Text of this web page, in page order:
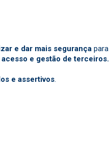
e dar mais segurança para
e gestão de terceiros.
e assertivos.